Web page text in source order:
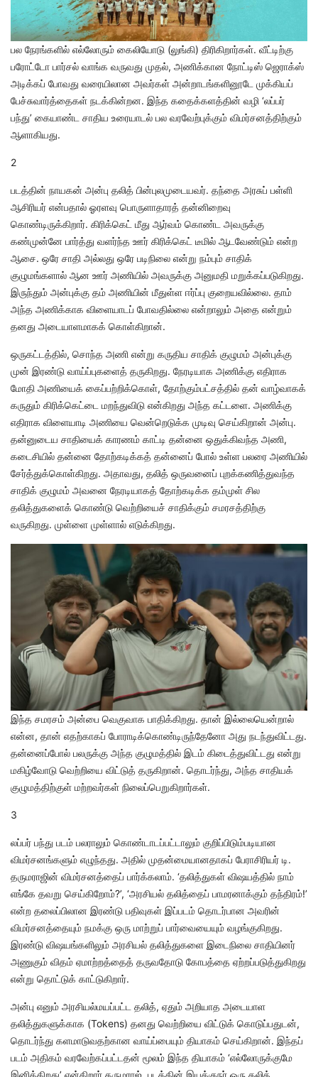
பல நேரங்களில் எல்லோரும் கைலியோடு (லுங்கி) திரிகிறார்கள். வீட்டிற்கு
பரோட்டோ பார்சல் வாங்க வருவது முதல், அணிக்கான நோட்டிஸ் ஜெராக்ஸ்
அடிக்கப் போவது வரையிலான அவர்கள் அன்றாடங்களினூடே முக்கியப்
பேச்சுவார்த்தைகள் நடக்கின்றன. இந்த கதைக்களத்தின் வழி ‘லப்பர்
பந்து’ கையாண்ட சாதிய உரையாடல் பல வரவேற்புக்கும் விமர்சனத்திற்கும்
ஆளாகியது.
2
படத்தின் நாயகன் அன்பு தலித் பின்புலமுடையவர். தந்தை அரசுப் பள்ளி
ஆசிரியர் என்பதால் ஓரளவு பொருளாதாரத் தன்னிறைவு
கொண்டிருக்கிறார். கிரிக்கெட் மீது ஆர்வம் கொண்ட அவருக்கு
கண்முன்னே பார்த்து வளர்ந்த ஊர் கிரிக்கெட் டீமில் ஆடவேண்டும் என்ற
ஆசை. ஒரே சாதி அல்லது ஒரே படிநிலை என்று நம்பும் சாதிக்
குழுமங்களால் ஆன ஊர் அணியில் அவருக்கு அனுமதி மறுக்கப்படுகிறது.
இருந்தும் அன்புக்கு தம் அணியின் மீதுள்ள ஈர்ப்பு குறையவில்லை. தாம்
அந்த அணிக்காக விளையாடப் போவதில்லை என்றாலும் அதை என்றும்
தனது அடையாளமாகக் கொள்கிறான்.
ஒருகட்டத்தில், சொந்த அணி என்று கருதிய சாதிக் குழுமம் அன்புக்கு
முன் இரண்டு வாய்ப்புகளைத் தருகிறது. நேரடியாக அணிக்கு எதிராக
மோதி அணியைக் கைப்பற்றிக்கொள், தோற்கும்பட்சத்தில் தன் வாழ்வாகக்
கருதும் கிரிக்கெட்டை மறந்துவிடு என்கிறது அந்த கட்டளை. அணிக்கு
எதிராக விளையாடி அணியை வென்றெடுக்க முடிவு செய்கிறான் அன்பு.
தன்னுடைய சாதியைக் காரணம் காட்டி தன்னை ஒதுக்கிவந்த அணி,
கடைசியில் தன்னை தோற்கடிக்கத் தன்னைப் போல் உள்ள பலரை அணியில்
சேர்த்துக்கொள்கிறது. அதாவது, தலித் ஒருவனைப் புறக்கணித்துவந்த
சாதிக் குழுமம் அவனை நேரடியாகத் தோற்கடிக்க தம்முள் சில
தலித்துகளைக் கொண்டு வெற்றியைச் சாதிக்கும் சமரசத்திற்கு
வருகிறது. முள்ளை முள்ளால் எடுக்கிறது.
இந்த சமரசம் அன்பை வெகுவாக பாதிக்கிறது. தான் இல்லையென்றால்
என்ன, தான் எதற்காகப் போராடிக்கொண்டிருந்தேனோ அது நடந்துவிட்டது.
தன்னைப்போல் பலருக்கு அந்த குழுமத்தில் இடம் கிடைத்துவிட்டது என்று
மகிழ்வோடு வெற்றியை விட்டுத் தருகிறான். தொடர்ந்து, அந்த சாதியக்
குழுமத்திற்குள் மற்றவர்கள் நிலைப்பெறுகிறார்கள்.
3
லப்பர் பந்து படம் பலராலும் கொண்டாடப்பட்டாலும் குறிப்பிடும்படியான
விமர்சனங்களும் எழுந்தது. அதில் முதன்மையானதாகப் பேராசிரியர் டி.
தருமராஜின் விமர்சனத்தைப் பார்க்கலாம். ‘தலித்துகள் விஷயத்தில் நாம்
எங்கே தவறு செய்கிறோம்?’, ‘அரசியல் தலித்தைப் பாமரனாக்கும் தந்திரம்!’
என்ற தலைப்பிலான இரண்டு பதிவுகள் இப்படம் தொடர்பான அவரின்
விமர்சனத்தையும் நமக்கு ஒரு மாற்றுப் பார்வையையும் வழங்குகிறது.
இரண்டு விஷயங்களிலும் அரசியல் தலித்துகளை இடைநிலை சாதியினர்
அணுகும் விதம் ஏமாற்றத்தைத் தருவதோடு கோபத்தை ஏற்றப்படுத்துகிறது
என்று தொட்டுக் காட்டுகிறார்.
அன்பு எனும் அரசியல்மயப்பட்ட தலித், ஏதும் அறியாத அடையாள
தலித்துகளுக்காக (Tokens) தனது வெற்றியை விட்டுக் கொடுப்பதுடன்,
தொடர்ந்து களமாடுவதற்கான வாய்ப்பையும் தியாகம் செய்கிறான். இந்தப்
படம் அதிகம் வரவேற்கப்பட்டதன் மூலம் இந்த தியாகம் ‘எல்லோருக்குமே
இனிக்கிறது’ என்கிறார் தருமராஜ். படத்தின் இயக்குநர் ஒரு தலித்